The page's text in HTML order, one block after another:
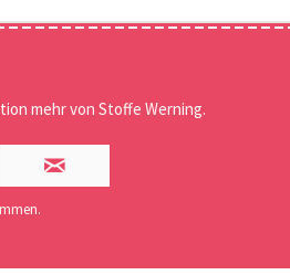
mehr von Stoffe Werning.